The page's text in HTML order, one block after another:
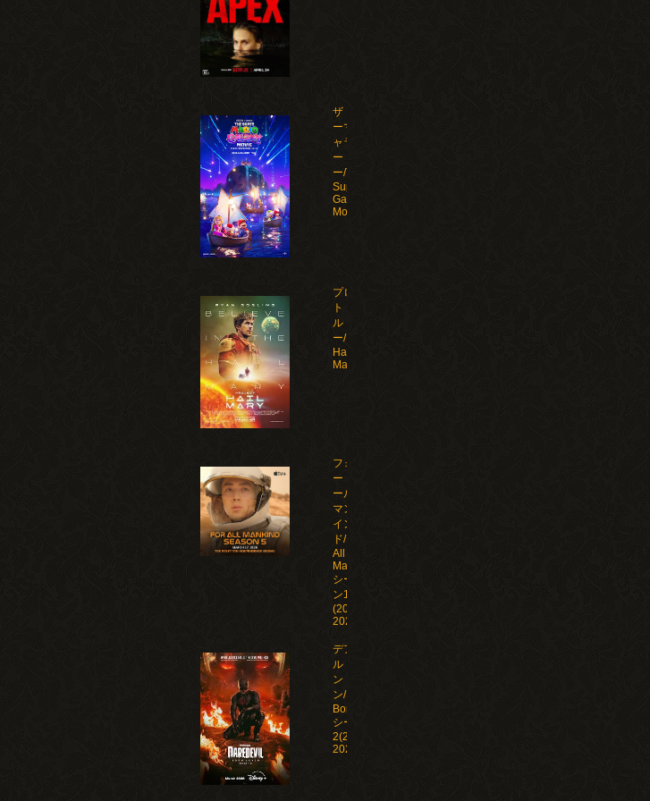
ザ・スーパ
ーマリオギ
ャラクシ
ー・ムービ
ー/The
Super Mario
Galaxy
Movie(2026)
プロジェク
ト・ヘイ
ル・メアリ
ー/Project
Hail
Mary(2026)
フォ
ー・オ
ール・
マンカ
イン
ド/For
All
Mankind
シーズ
ン1-5
(2019-
2026)
デアデビ
ル：ボー
ン・アゲイ
ン/Daredevil:
Born Again
シーズン1-
2(2025-
2026)